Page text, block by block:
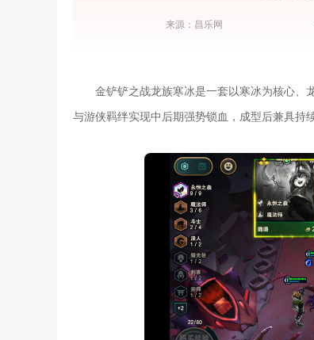
来源： 昌乐网
金铲铲之战龙族寒冰是一套以寒冰为核心、
与游侠羁绊实现中后期强势锁血，成型后兼具持